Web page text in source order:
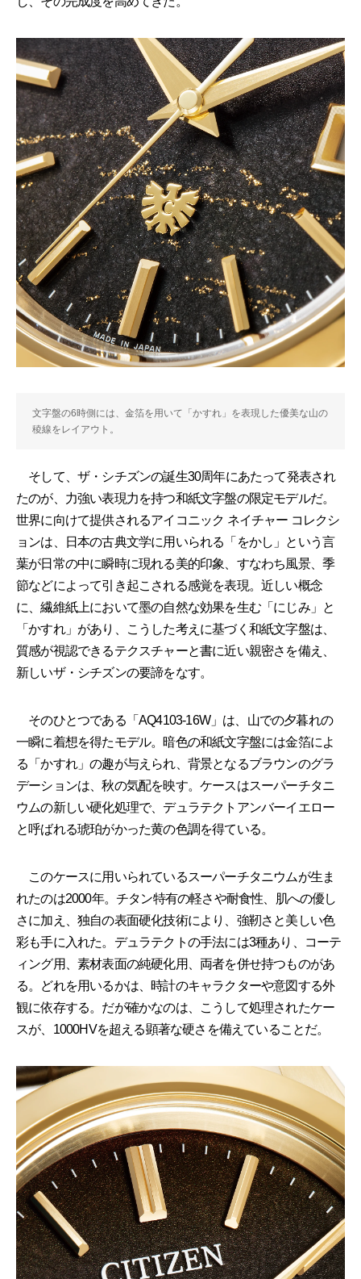
文字盤の6時側には、金箔を用いて「かすれ」を表現した優美な山の
稜線をレイアウト。
そして、ザ・シチズンの誕生30周年にあたって発表され
たのが、力強い表現力を持つ和紙文字盤の限定モデルだ。
世界に向けて提供されるアイコニック ネイチャー コレクシ
ョンは、日本の古典文学に用いられる「をかし」という言
葉が日常の中に瞬時に現れる美的印象、すなわち風景、季
節などによって引き起こされる感覚を表現。近しい概念
に、繊維紙上において墨の自然な効果を生む「にじみ」と
「かすれ」があり、こうした考えに基づく和紙文字盤は、
質感が視認できるテクスチャーと書に近い親密さを備え、
新しいザ・シチズンの要諦をなす。
そのひとつである「AQ4103-16W」は、山での夕暮れの
一瞬に着想を得たモデル。暗色の和紙文字盤には金箔によ
る「かすれ」の趣が与えられ、背景となるブラウンのグラ
デーションは、秋の気配を映す。ケースはスーパーチタニ
ウムの新しい硬化処理で、デュラテクトアンバーイエロー
と呼ばれる琥珀がかった黄の色調を得ている。
このケースに用いられているスーパーチタニウムが生ま
れたのは2000年。チタン特有の軽さや耐食性、肌への優し
さに加え、独自の表面硬化技術により、強靭さと美しい色
彩も手に入れた。デュラテクトの手法には3種あり、コーテ
ィング用、素材表面の純硬化用、両者を併せ持つものがあ
る。どれを用いるかは、時計のキャラクターや意図する外
観に依存する。だが確かなのは、こうして処理されたケー
スが、1000HVを超える顕著な硬さを備えていることだ。